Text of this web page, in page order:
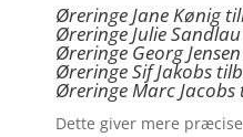
Øreringe Jane Kønig
Øreringe Julie
Øreringe Georg
ØreringeSif Jakobs
Øreringe Marc
Dette giver mere